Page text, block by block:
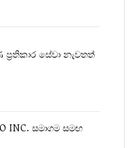
සේවා නැවතත්
INC. සමාගම සමඟ